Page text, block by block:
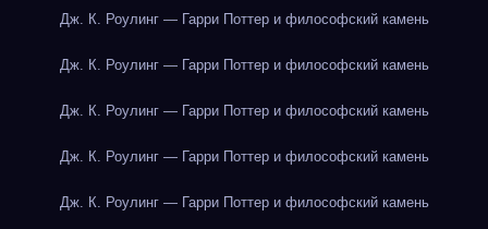
Дж. К. Роулинг — Гарри Поттер и философский камень
Дж. К. Роулинг — Гарри Поттер и философский камень
Дж. К. Роулинг — Гарри Поттер и философский камень
Дж. К. Роулинг — Гарри Поттер и философский камень
Дж. К. Роулинг — Гарри Поттер и философский камень